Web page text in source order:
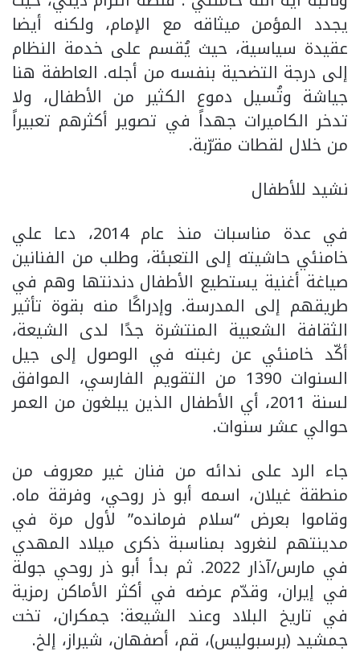
يجدد المؤمن ميثاقه مع الإمام، ولكنه أيضا
عقيدة سياسية، حيث يُقسم على خدمة النظام
إلى درجة التضحية بنفسه من أجله. العاطفة هنا
جياشة وتُسيل دموع الكثير من الأطفال، ولا
تدخر الكاميرات جهداً في تصوير أكثرهم تعبيراً
من خلال لقطات مقرّبة.
نشيد للأطفال
في عدة مناسبات منذ عام 2014، دعا علي
خامنئي حاشيته إلى التعبئة، وطلب من الفنانين
صياغة أغنية يستطيع الأطفال دندنتها وهم في
طريقهم إلى المدرسة. وإدراكًا منه بقوة تأثير
الثقافة الشعبية المنتشرة جدًا لدى الشيعة،
أكّد خامنئي عن رغبته في الوصول إلى جيل
السنوات 1390 من التقويم الفارسي، الموافق
لسنة 2011، أي الأطفال الذين يبلغون من العمر
حوالي عشر سنوات.
جاء الرد على ندائه من فنان غير معروف من
منطقة غيلان، اسمه أبو ذر روحي، وفرقة ماه.
وقاموا بعرض “سلام فرمانده” لأول مرة في
مدينتهم لنغرود بمناسبة ذكرى ميلاد المهدي
في مارس/آذار 2022. ثم بدأ أبو ذر روحي جولة
في إيران، وقدّم عرضه في أكثر الأماكن رمزية
في تاريخ البلاد وعند الشيعة: جمكران، تخت
جمشيد (برسبوليس)، قم، أصفهان، شيراز، إلخ.